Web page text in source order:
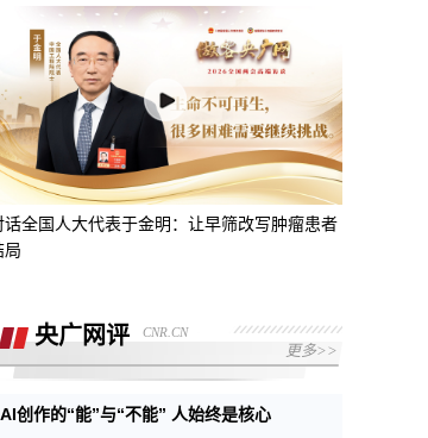
话全国人大代表于金明：让早筛改写肿瘤患者
局
央广网评 CNR.CN
更多>>
AI创作的“能”与“不能” 人始终是核心